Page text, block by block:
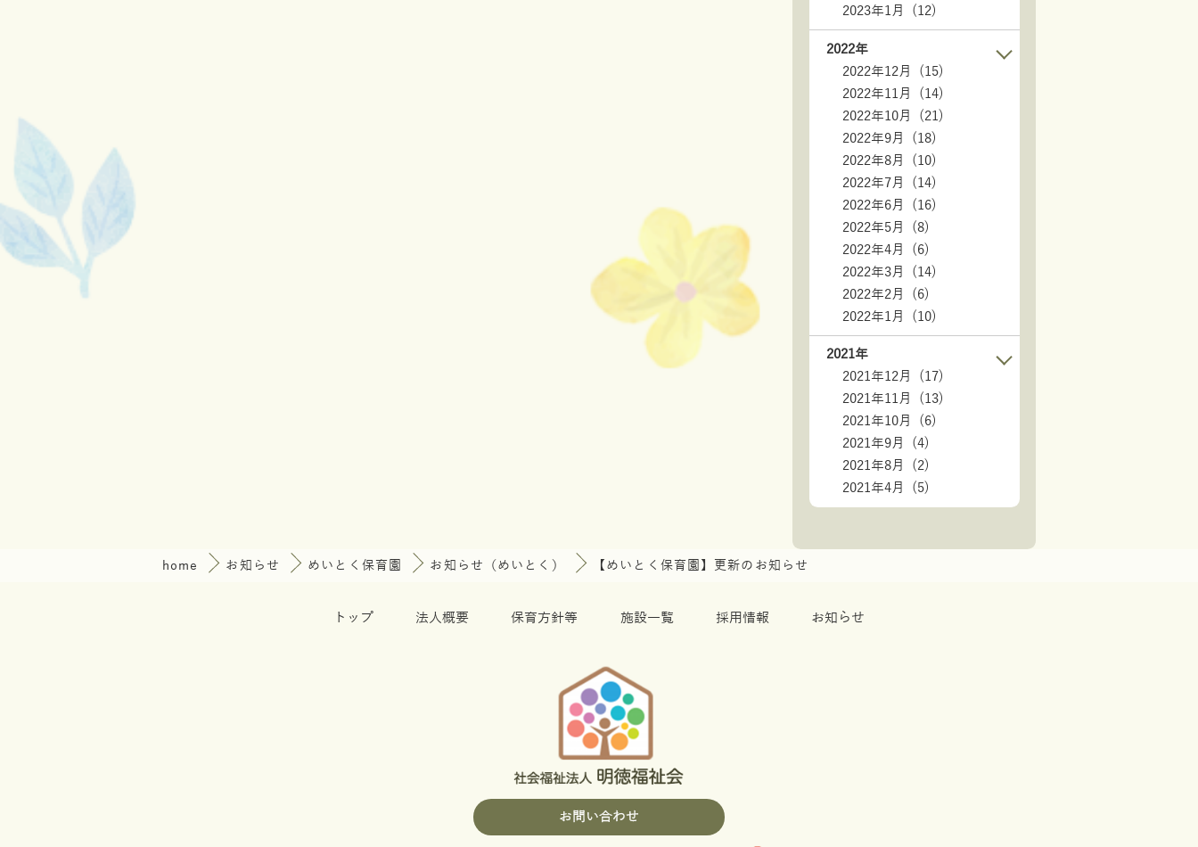
2023年1月 (12)
2022年
2022年12月 (15)
2022年11月 (14)
2022年10月 (21)
2022年9月 (18)
2022年8月 (10)
2022年7月 (14)
2022年6月 (16)
2022年5月 (8)
2022年4月 (6)
2022年3月 (14)
2022年2月 (6)
2022年1月 (10)
2021年
2021年12月 (17)
2021年11月 (13)
2021年10月 (6)
2021年9月 (4)
2021年8月 (2)
2021年4月 (5)
home お知らせ めいとく保育園 お知らせ（めいとく） 【めいとく保育園】更新のお知らせ
トップ 法人概要 保育方針等 施設一覧 採用情報 お知らせ
お問い合わせ